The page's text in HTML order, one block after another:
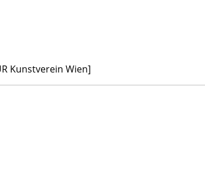
Kunstverein Wien]